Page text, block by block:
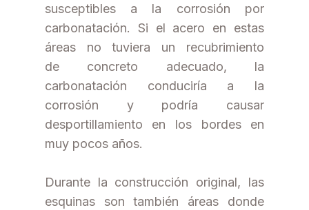
susceptibles a la corrosión por
carbonatación. Si el acero en estas
áreas no tuviera un recubrimiento
de concreto adecuado, la
carbonatación conduciría a la
corrosión y podría causar
desportillamiento en los bordes en
muy pocos años.
Durante la construcción original, las
esquinas son también áreas donde